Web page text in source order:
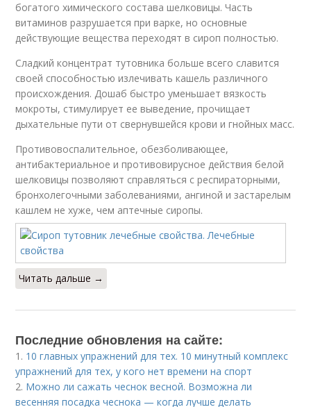
богатого химического состава шелковицы. Часть
витаминов разрушается при варке, но основные
действующие вещества переходят в сироп полностью.
Сладкий концентрат тутовника больше всего славится
своей способностью излечивать кашель различного
происхождения. Дошаб быстро уменьшает вязкость
мокроты, стимулирует ее выведение, прочищает
дыхательные пути от свернувшейся крови и гнойных масс.
Противовоспалительное, обезболивающее,
антибактериальное и противовирусное действия белой
шелковицы позволяют справляться с респираторными,
бронхолегочными заболеваниями, ангиной и застарелым
кашлем не хуже, чем аптечные сиропы.
Читать дальше →
Последние обновления на сайте:
1. 10 главных упражнений для тех. 10 минутный комплекс
упражнений для тех, у кого нет времени на спорт
2. Можно ли сажать чеснок весной. Возможна ли
весенняя посадка чеснока — когда лучше делать